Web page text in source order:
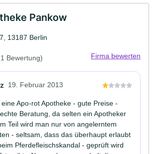
Pankow
13187 Berlin
Bewertung) Firma bewerten
19. Februar 2013
Apo-rot Apotheke - gute Preise -
Beratung, da selten ein Apotheker
Teil wird man nur von angelerntem
- seltsam, dass das überhaupt erlaubt
Pferdefleischskandal - geprüft wird